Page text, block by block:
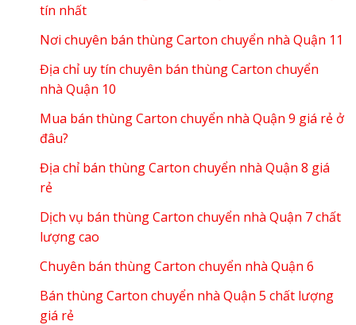
tín nhất
Nơi chuyên bán thùng Carton chuyển nhà Quận 11
Địa chỉ uy tín chuyên bán thùng Carton chuyển
nhà Quận 10
Mua bán thùng Carton chuyển nhà Quận 9 giá rẻ ở
đâu?
Địa chỉ bán thùng Carton chuyển nhà Quận 8 giá
rẻ
Dịch vụ bán thùng Carton chuyển nhà Quận 7 chất
lượng cao
Chuyên bán thùng Carton chuyển nhà Quận 6
Bán thùng Carton chuyển nhà Quận 5 chất lượng
giá rẻ